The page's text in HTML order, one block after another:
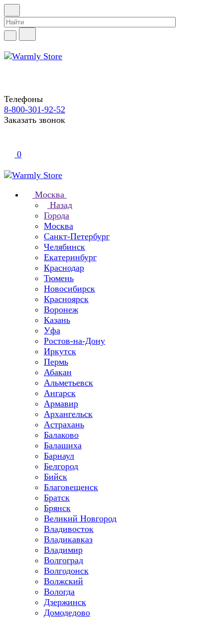
Телефоны
8-800-301-92-52
Заказать звонок
0
Москва
Назад
Города
Москва
Санкт-Петербург
Челябинск
Екатеринбург
Краснодар
Тюмень
Новосибирск
Красноярск
Воронеж
Казань
Уфа
Ростов-на-Дону
Иркутск
Пермь
Абакан
Альметьевск
Ангарск
Армавир
Архангельск
Астрахань
Балаково
Балашиха
Барнаул
Белгород
Бийск
Благовещенск
Братск
Брянск
Великий Новгород
Владивосток
Владикавказ
Владимир
Волгоград
Волгодонск
Волжский
Вологда
Дзержинск
Домодедово